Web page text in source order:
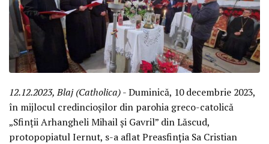
12.12.2023, Blaj (Catholica)- Duminică, 10 decembrie 2023,
în mijlocul credincioșilor din parohia greco-catolică
„Sfinții Arhangheli Mihail și Gavril” din Lăscud,
protopopiatul Iernut, s-a aflat Preasfinția Sa Cristian